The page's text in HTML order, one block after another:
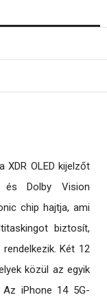
XDR OLED kijelzőt
és Dolby Vision
chip hajtja, ami
biztosít,
Két 12
közül az egyik
iPhone 14 5G-